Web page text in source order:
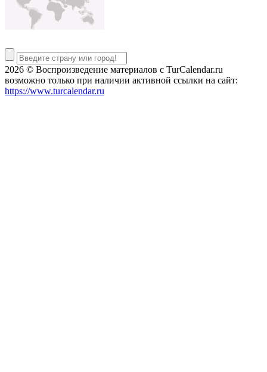
2026 © Воспроизведение материалов c TurCalendar.ru
возможно только при наличии активной ссылки на сайт:
https://www.turcalendar.ru